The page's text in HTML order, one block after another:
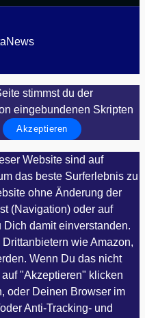
stimmst du der
eingebundenen Skripten
Akzeptieren
Website sind auf
das beste Surferlebnis zu
ohne Änderung der
(Navigation) oder auf
damit einverstanden.
wie Amazon,
Wenn Du das nicht
"Akzeptieren" klicken
oder Deinen Browser im
Anti-Tracking- und